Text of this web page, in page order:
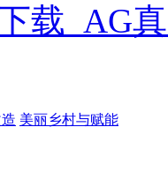
载_AG
美丽乡村与赋能